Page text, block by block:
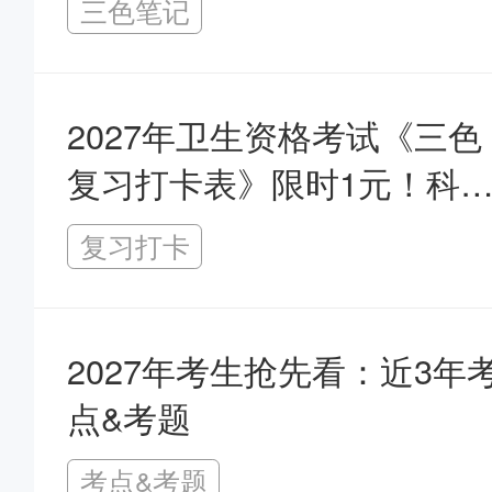
三色笔记
2027年卫生资格考试《三色
复习打卡表》限时1元！科学
规划备考！
复习打卡
2027年考生抢先看：近3年
点&考题
考点&考题